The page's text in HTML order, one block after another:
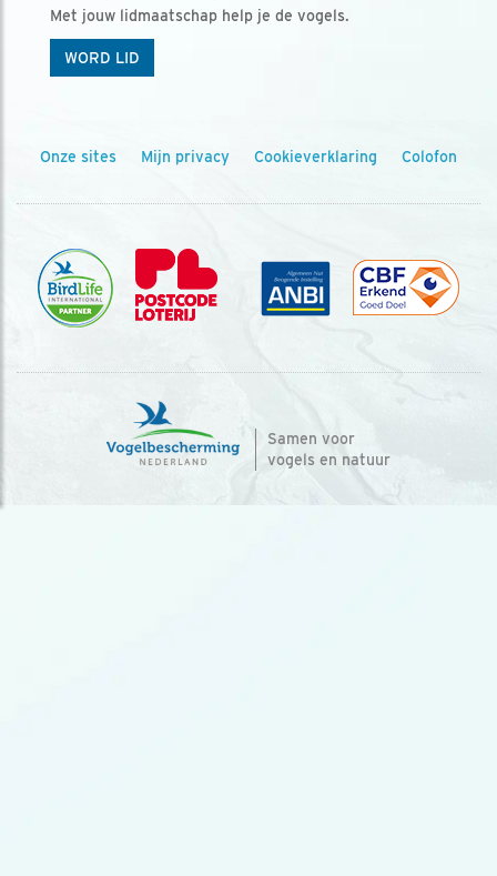
Met jouw lidmaatschap help je de vogels.
WORD LID
Onze sites Mijn privacy Cookieverklaring Colofon
Samen voor
vogels en natuur